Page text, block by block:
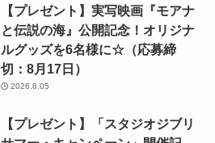
【プレゼント】実写映画『モアナ
と伝説の海』公開記念！オリジナ
ルグッズを6名様に☆（応募締
切：8月17日）
2026.8.05
【プレゼント】「スタジオジブリ